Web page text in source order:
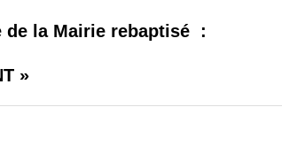
de la Mairie rebaptisé :
»